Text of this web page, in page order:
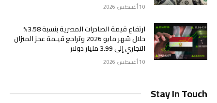
10 أغسطس، 2026
ارتفاع قيمة الصادرات المصرية بنسبة 3.58%
خلال شهر مايو 2026 وتراجع قيـمة عجز الميزان
التجاري إلى 3.99 مليار دولار
10 أغسطس، 2026
Stay In Touch